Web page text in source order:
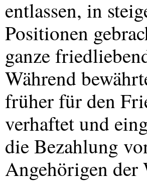
entlassen, in
Positionen
ganze
Während
früher für den
verhaftet und
die Bezahlung
Angehörigen der